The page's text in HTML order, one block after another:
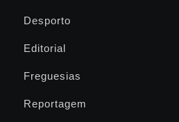
Desporto
Editorial
Freguesias
Reportagem